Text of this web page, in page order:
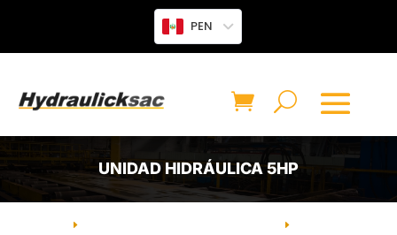
PEN
UNIDAD HIDRÁULICA 5HP
E E